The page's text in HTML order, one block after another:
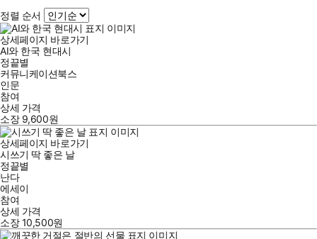
정렬 순서
상세페이지 바로가기
AI와 한국 현대시
정끝별
커뮤니케이션북스
인문
참여
상세 가격
소장 9,600원
상세페이지 바로가기
시쓰기 딱 좋은 날
정끝별
난다
에세이
참여
상세 가격
소장10,500원